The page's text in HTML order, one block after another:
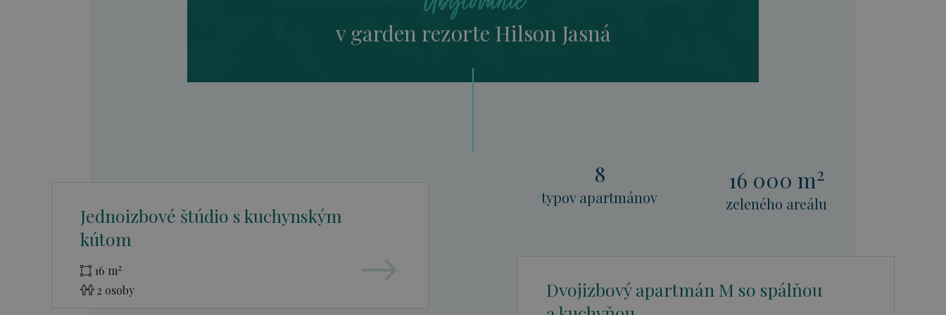
v garden rezorte Hilson Jasná
8
typov apartmánov
16 000 m2
zeleného areálu
Jednoizbové štúdio s kuchynským
kútom
16 m2
2 osoby
Dvojizbový apartmán M so spálňou